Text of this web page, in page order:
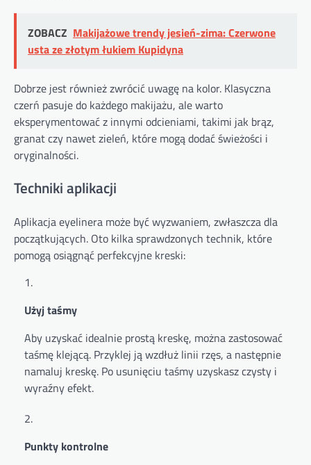
ZOBACZ Makijażowe trendy jesień-zima: Czerwone
usta ze złotym łukiem Kupidyna
Dobrze jest również zwrócić uwagę na kolor. Klasyczna
czerń pasuje do każdego makijażu, ale warto
eksperymentować z innymi odcieniami, takimi jak brąz,
granat czy nawet zieleń, które mogą dodać świeżości i
oryginalności.
Techniki aplikacji
Aplikacja eyelinera może być wyzwaniem, zwłaszcza dla
początkujących. Oto kilka sprawdzonych technik, które
pomogą osiągnąć perfekcyjne kreski:
Użyj taśmy
Aby uzyskać idealnie prostą kreskę, można zastosować
taśmę klejącą. Przyklej ją wzdłuż linii rzęs, a następnie
namaluj kreskę. Po usunięciu taśmy uzyskasz czysty i
wyraźny efekt.
Punkty kontrolne